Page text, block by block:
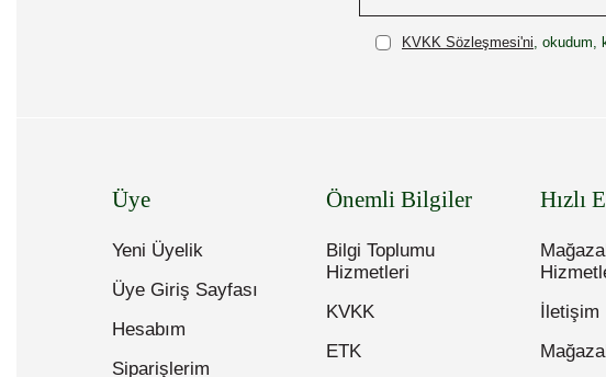
KVKK Sözleşmesi'ni , okudum,
Üye
Yeni Üyelik
Üye Giriş Sayfası
Hesabım
Siparişlerim
Önemli Bilgiler
Bilgi Toplumu
Hizmetleri
KVKK
ETK
Hızlı
İletişim